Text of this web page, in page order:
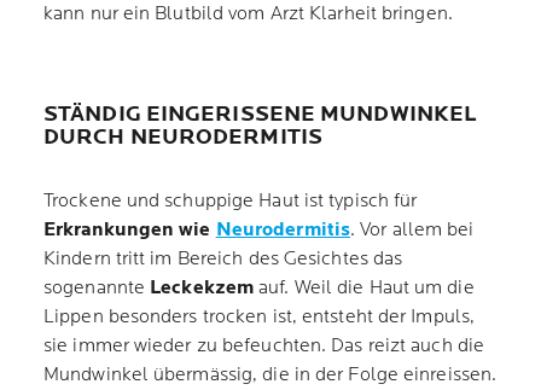
kann nur ein Blutbild vom Arzt Klarheit bringen.
STÄNDIG EINGERISSENE MUNDWINKEL
DURCH NEURODERMITIS
Trockene und schuppige Haut ist typisch für
Erkrankungen wie Neurodermitis. Vor allem bei
Kindern tritt im Bereich des Gesichtes das
sogenannte Leckekzem auf. Weil die Haut um die
Lippen besonders trocken ist, entsteht der Impuls,
sie immer wieder zu befeuchten. Das reizt auch die
Mundwinkel übermässig, die in der Folge einreissen.